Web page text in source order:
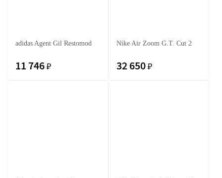
adidas Agent Gil Restomod
11 746 ₽
Nike Air Zoom G.T. Cut 2
32 650 ₽